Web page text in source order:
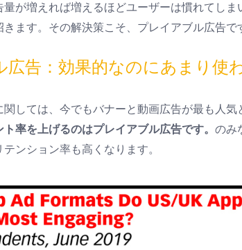
量が増えれば増えるほどユーザーは慣れてしま
ます。その解決策こそ、プレイアブル広告で
広告：効果的なのにあまり使
しては、今でもバナーと動画広告が最も人気
率を上げるのはプレイアブル広告です。 のみ
ンション率も高くなります。